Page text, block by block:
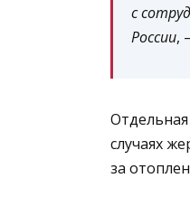
с
России,
случаях
за